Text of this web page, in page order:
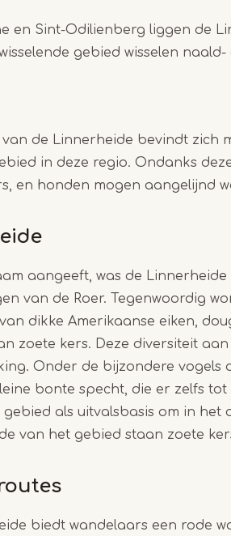
en Sint-Odilienberg liggen de
gebied wisselen
de Linnerheide bevindt zich
in deze regio. Ondanks
en honden mogen aangelijnd
aangeeft, was de
van de Roer. Tegenwoordig
dikke Amerikaanse eiken,
zoete kers. Deze diversiteit
Onder de bijzondere vogels
bonte specht, die er zelfs
als uitvalsbasis om in
van het gebied staan zoete
biedt wandelaars een rode